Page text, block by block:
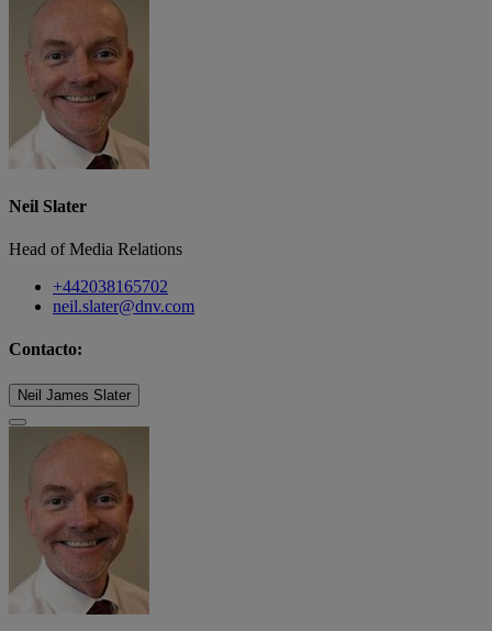
Neil Slater
Head of Media Relations
+442038165702
neil.slater@dnv.com
Contacto:
Neil James Slater